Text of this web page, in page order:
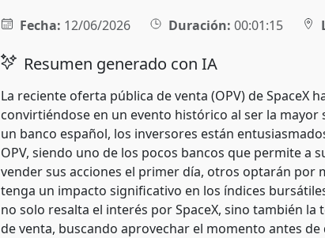
Fecha: 12/06/2026 Duración: 00:01:15
Resumen generado con IA
La reciente oferta pública de venta (OPV) de SpaceX
convirtiéndose en un evento histórico al ser la
un banco español, los inversores están
OPV, siendo uno de los pocos bancos que permite a
vender sus acciones el primer día, otros optarán por
tenga un impacto significativo en los índices
no solo resalta el interés por SpaceX, sino también
de venta, buscando aprovechar el momento antes